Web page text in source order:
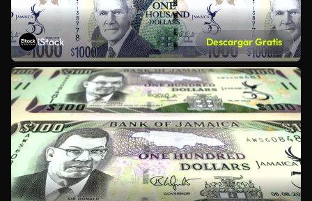
iStock Descargar Gratis